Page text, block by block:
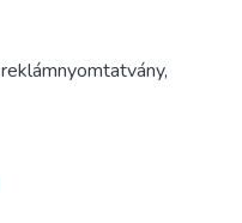
reklámnyomtatvány,